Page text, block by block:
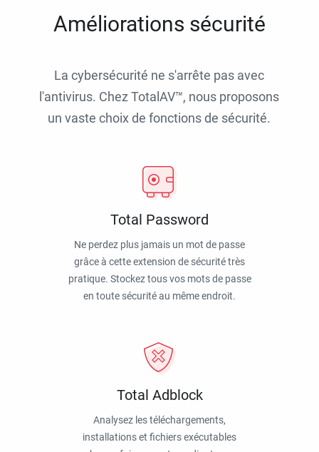
Améliorations sécurité
La cybersécurité ne s'arrête pas avec
l'antivirus. Chez TotalAV™, nous proposons
un vaste choix de fonctions de sécurité.
Total Password
Ne perdez plus jamais un mot de passe
grâce à cette extension de sécurité très
pratique. Stockez tous vos mots de passe
en toute sécurité au même endroit.
Total Adblock
Analysez les téléchargements,
installations et fichiers exécutables